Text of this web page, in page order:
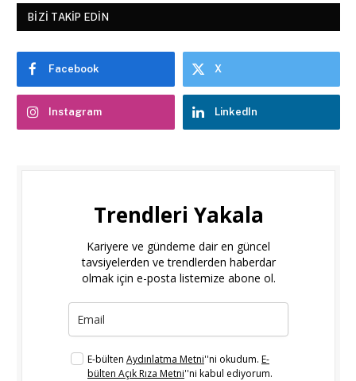
BIZI TAKIP EDIN
Facebook X
Instagram LinkedIn
Trendleri Yakala
Kariyere ve gündeme dair en güncel
tavsiyelerden ve trendlerden haberdar
olmak için e-posta listemize abone ol.
E-bülten Aydınlatma Metni''ni okudum. E-
bülten Açık Rıza Metni''ni kabul ediyorum.